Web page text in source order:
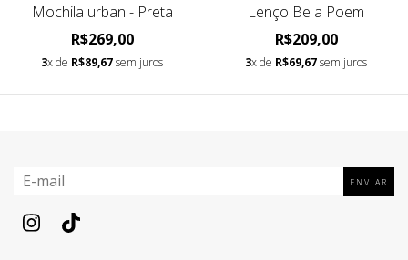
Mochila urban - Preta
R$269,00
3x de R$89,67sem juros
Lenço Be a Poem
R$209,00
3x de R$69,67sem juros